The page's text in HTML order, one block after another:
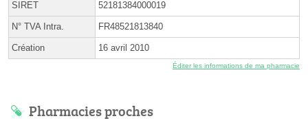
SIRET 52181384000019
N° TVA Intra. FR48521813840
Création 16 avril 2010
Éditer les informations de ma pharmacie
Pharmacies proches